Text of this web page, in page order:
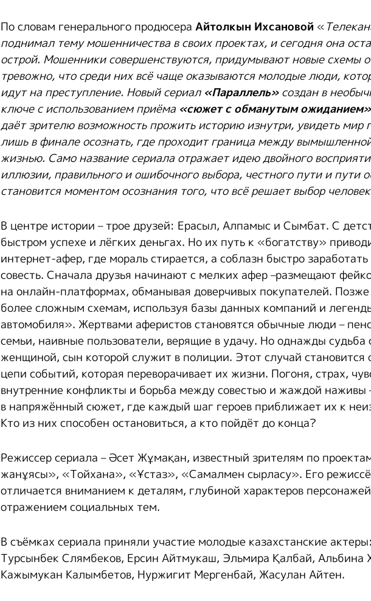
По словам генерального продюсера Айтолкын Ихсановой «
поднимал тему мошенничества в своих проектах, и сегодня она
острой. Мошенники совершенствуются, придумывают новые схемы
тревожно, что среди них всё чаще оказываются молодые люди,
идут на преступление. Новый сериал «Параллель»создан в
ключе с использованием приёма «сюжет с обманутым ожиданием»
даёт зрителю возможность прожить историю изнутри, увидеть мир
лишь в финале осознать, где проходит граница между
жизнью. Само название сериала отражает идею двойного
иллюзии, правильного и ошибочного выбора, честного пути и пути
становится моментом осознания того, что всё решает выбор
В центре истории – трое друзей: Ерасыл, Алпамыс и Сымбат. С
быстром успехе и лёгких деньгах. Но их путь к «богатству»
интернет-афер, где мораль стирается, а соблазн быстро заработать
совесть. Сначала друзья начинают с мелких афер –размещают
на онлайн-платформах, обманывая доверчивых покупателей.
более сложным схемам, используя базы данных компаний и
автомобиля». Жертвами аферистов становятся обычные люди –
семьи, наивные пользователи, верящие в удачу. Но однажды судьба
женщиной, сын которой служит в полиции. Этот случай становится
цепи событий, которая переворачивает их жизни. Погоня, страх,
внутренние конфликты и борьба между совестью и жаждой наживы
в напряжённый сюжет, где каждый шаг героев приближает их к
Кто из них способен остановиться, а кто пойдёт до конца?
Режиссер сериала – Әсет Жұмақан, известный зрителям по
жанұясы», «Тойхана», «Ұстаз», «Самалмен сырласу». Его
отличается вниманием к деталям, глубиной характеров
отражением социальных тем.
В съёмках сериала приняли участие молодые казахстанские
Турсынбек Слямбеков, Ерсин Айтмукаш, Эльмира Қалбай, Альбина
Кажымукан Калымбетов, Нуржигит Мергенбай, Жасулан Айтен.